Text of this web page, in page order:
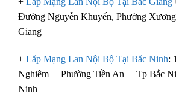
Đường Nguyễn Khuyến, Phường
Giang
+ Lắp Mạng Lan Nội Bộ Tại Bắc Ninh:
Nghiêm – Phường Tiền An – Tp Bắc
Ninh